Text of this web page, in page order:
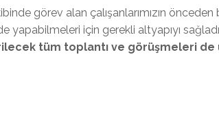
görev alan çalışanlarımızın
yapabilmeleri için gerekli altyapıyı
tüm toplantı ve görüşmeleri de